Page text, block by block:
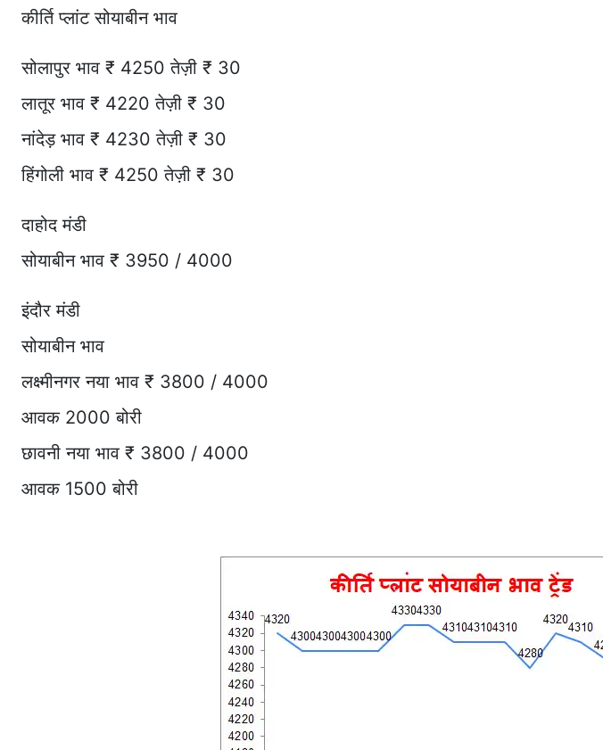
कीर्ति प्लांट सोयाबीन भाव
सोलापुर भाव ₹ 4250 तेज़ी ₹ 30
लातूर भाव ₹ 4220 तेज़ी ₹ 30
नांदेड़ भाव ₹ 4230 तेज़ी ₹ 30
हिंगोली भाव ₹ 4250 तेज़ी ₹ 30
दाहोद मंडी
सोयाबीन भाव ₹ 3950 / 4000
इंदौर मंडी
सोयाबीन भाव
लक्ष्मीनगर नया भाव ₹ 3800 / 4000
आवक 2000 बोरी
छावनी नया भाव ₹ 3800 / 4000
आवक 1500 बोरी